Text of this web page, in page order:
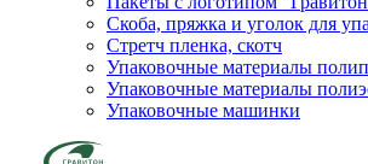
Скоба, пряжка и уголок для
Стретч пленка, скотч
Упаковочные материалы
Упаковочные материалы
Упаковочные машинки